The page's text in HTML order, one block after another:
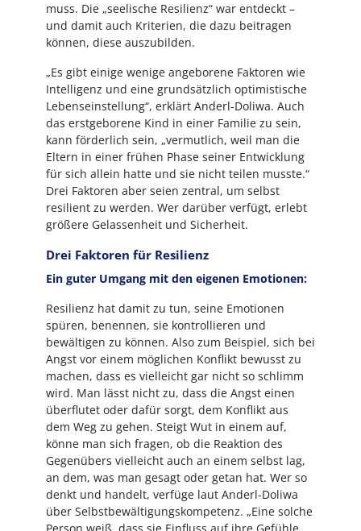
muss. Die „seelische Resilienz“ war entdeckt –
und damit auch Kriterien, die dazu beitragen
können, diese auszubilden.
„Es gibt einige wenige angeborene Faktoren wie
Intelligenz und eine grundsätzlich optimistische
Lebenseinstellung“, erklärt Anderl-Doliwa. Auch
das erstgeborene Kind in einer Familie zu sein,
kann förderlich sein, „vermutlich, weil man die
Eltern in einer frühen Phase seiner Entwicklung
für sich allein hatte und sie nicht teilen musste.“
Drei Faktoren aber seien zentral, um selbst
resilient zu werden. Wer darüber verfügt, erlebt
größere Gelassenheit und Sicherheit.
Drei Faktoren für Resilienz
Ein guter Umgang mit den eigenen Emotionen:
Resilienz hat damit zu tun, seine Emotionen
spüren, benennen, sie kontrollieren und
bewältigen zu können. Also zum Beispiel, sich bei
Angst vor einem möglichen Konflikt bewusst zu
machen, dass es vielleicht gar nicht so schlimm
wird. Man lässt nicht zu, dass die Angst einen
überflutet oder dafür sorgt, dem Konflikt aus
dem Weg zu gehen. Steigt Wut in einem auf,
könne man sich fragen, ob die Reaktion des
Gegenübers vielleicht auch an einem selbst lag,
an dem, was man gesagt oder getan hat. Wer so
denkt und handelt, verfüge laut Anderl-Doliwa
über Selbstbewältigungskompetenz. „Eine solche